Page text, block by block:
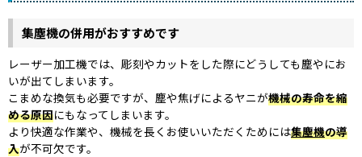
集塵機の併用がおすすめです
レーザー加工機では、彫刻やカットをした際にどうしても塵やにお
いが出てしまいます。
こまめな換気も必要ですが、塵や焦げによるヤニが機械の寿命を縮
める原因にもなってしまいます。
より快適な作業や、機械を長くお使いいただくためには集塵機の導
入が不可欠です。